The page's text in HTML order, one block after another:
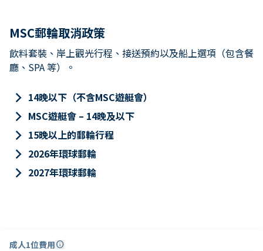
MSC郵輪取消政策
飲料套裝、岸上觀光行程、接送預約以及船上選項（包含餐
廳、SPA 等）。
keyboard_arrow_right 14晚以下（不含MSC遊艇會）
keyboard_arrow_right MSC遊艇會 – 14晚及以下
keyboard_arrow_right 15晚以上的郵輪行程
keyboard_arrow_right 2026年環球郵輪
keyboard_arrow_right 2027年環球郵輪
成人1位費用info